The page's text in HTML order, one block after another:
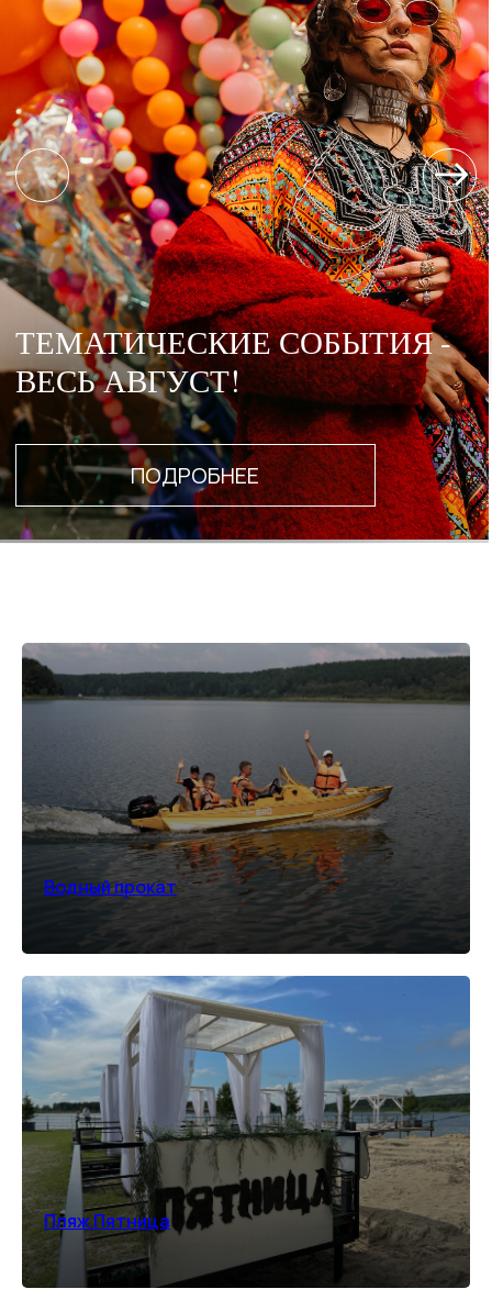
БЕЗЛИМИТ В БАССЕЙНАХ
*количество номеров ограничено
ПОДРОБНЕЕ
ОЗДОРОВИТЕЛЬНЫЙ
ОТДЫХ
Комплексный отдых и восстановление для
тела и нервной системы за городом
Водный прокат
Пляж Пятница